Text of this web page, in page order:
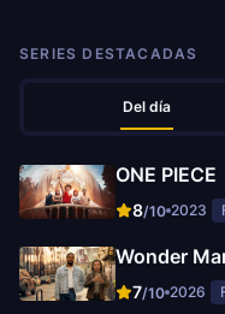
SERIES DESTACADAS
Del día
ONE PIECE
8/10 2023
Wonder
7/10 2026